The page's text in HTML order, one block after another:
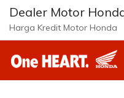
Langsung
konten
Dealer Motor
Harga Kredit Motor Honda